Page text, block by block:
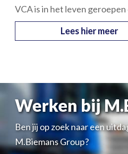
VCA is in het leven geroepen
Lees hier meer
Werken bij
Ben jij op zoek naar een
M.Biemans Group?